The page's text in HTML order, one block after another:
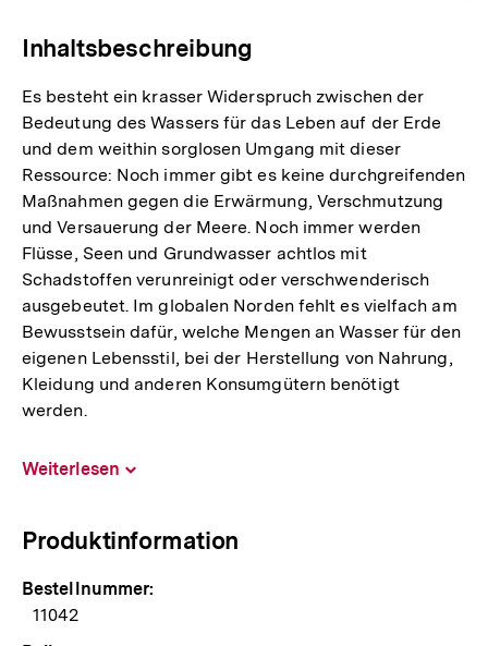
Inhaltsbeschreibung
Es besteht ein krasser Widerspruch zwischen der
Bedeutung des Wassers für das Leben auf der Erde
und dem weithin sorglosen Umgang mit dieser
Ressource: Noch immer gibt es keine durchgreifenden
Maßnahmen gegen die Erwärmung, Verschmutzung
und Versauerung der Meere. Noch immer werden
Flüsse, Seen und Grundwasser achtlos mit
Schadstoffen verunreinigt oder verschwenderisch
ausgebeutet. Im globalen Norden fehlt es vielfach am
Bewusstsein dafür, welche Mengen an Wasser für den
eigenen Lebensstil, bei der Herstellung von Nahrung,
Kleidung und anderen Konsumgütern benötigt
werden.
Weiterlesen
Produktinformation
Bestellnummer:
11042